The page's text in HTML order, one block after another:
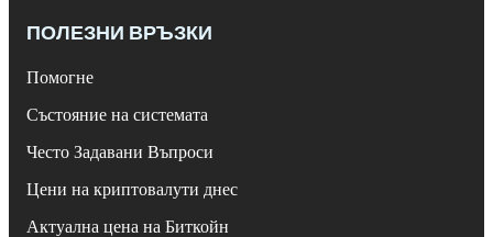
ПОЛЕЗНИ ВРЪЗКИ
Помогне
Състояние на системата
Често Задавани Въпроси
Цени на криптовалути днес
Актуална цена на Биткойн